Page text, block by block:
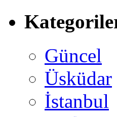
Güncel
Üsküdar
İstanbul